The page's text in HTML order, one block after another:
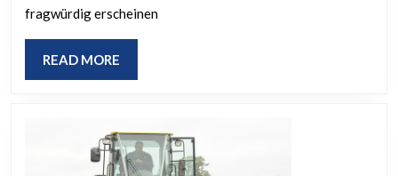
fragwürdig erscheinen
READ MORE
MORE